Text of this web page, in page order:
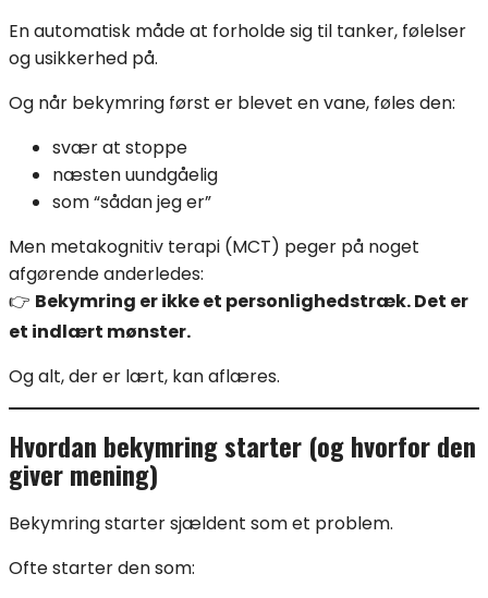
En automatisk måde at forholde sig til tanker, følelser
og usikkerhed på.
Og når bekymring først er blevet en vane, føles den:
svær at stoppe
næsten uundgåelig
som “sådan jeg er”
Men metakognitiv terapi (MCT) peger på noget
afgørende anderledes:
👉 Bekymring er ikke et personlighedstræk. Det er
et indlært mønster.
Og alt, der er lært, kan aflæres.
Hvordan bekymring starter (og hvorfor den
giver mening)
Bekymring starter sjældent som et problem.
Ofte starter den som: